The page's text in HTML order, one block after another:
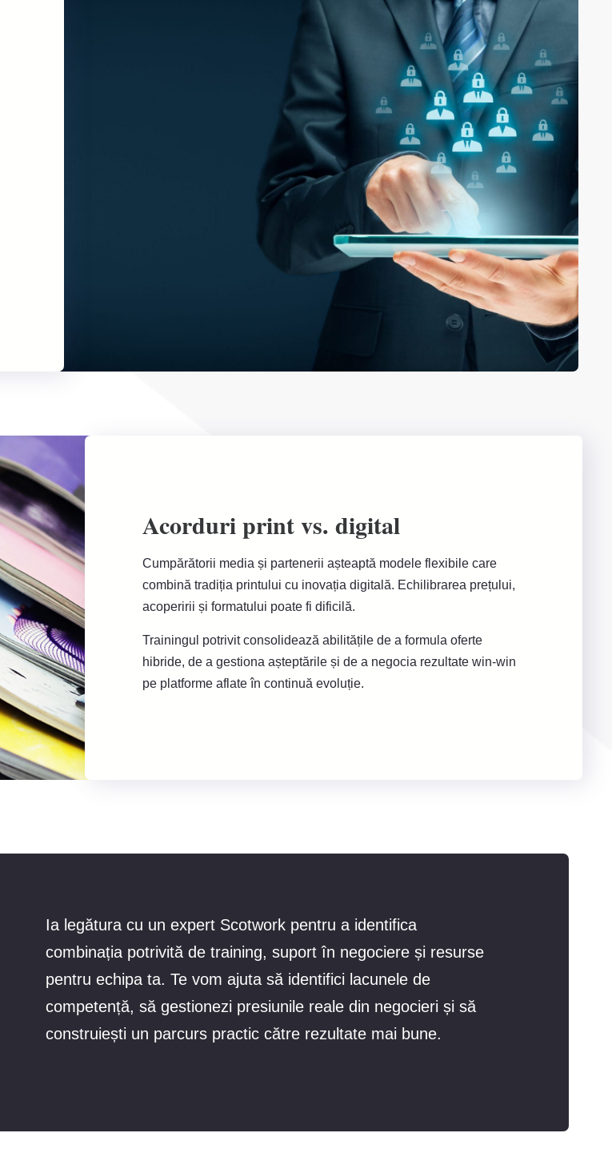
Acorduri print vs. digital
Cumpărătorii media și partenerii așteaptă modele flexibile care
combină tradiția printului cu inovația digitală. Echilibrarea prețului,
acoperirii și formatului poate fi dificilă.
Trainingul potrivit consolidează abilitățile de a formula oferte
hibride, de a gestiona așteptările și de a negocia rezultate win-win
pe platforme aflate în continuă evoluție.
Ia legătura cu un expert Scotwork pentru a identifica
combinația potrivită de training, suport în negociere și resurse
pentru echipa ta. Te vom ajuta să identifici lacunele de
competență, să gestionezi presiunile reale din negocieri și să
construiești un parcurs practic către rezultate mai bune.